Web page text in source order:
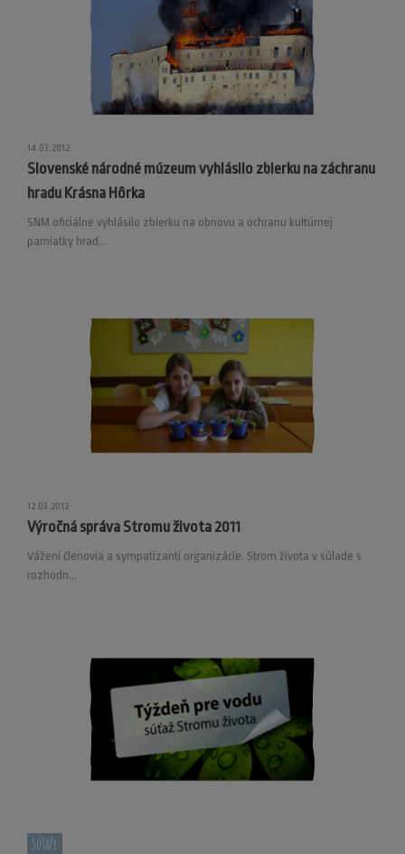
14.03.2012
Slovenské národné múzeum vyhlásilo zbierku na záchranu
hradu Krásna Hôrka
SNM oficiálne vyhlásilo zbierku na obnovu a ochranu kultúrnej
pamiatky hrad...
12.03.2012
Výročná správa Stromu života 2011
Vážení členovia a sympatizanti organizácie. Strom života v súlade s
rozhodn...
Súťaže